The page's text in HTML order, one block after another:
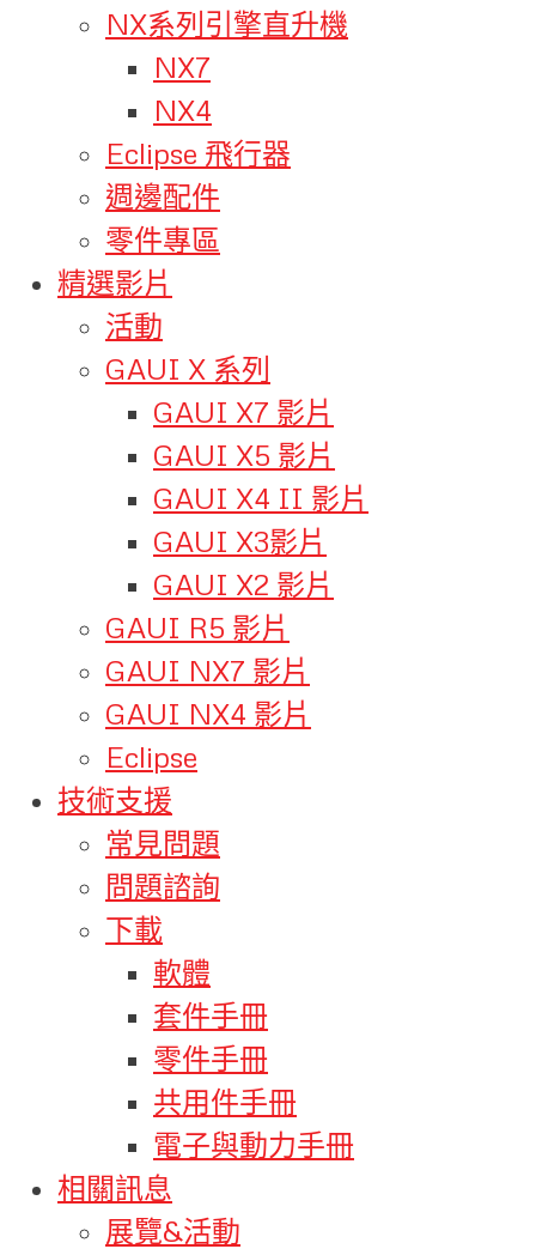
NX系列引擎直升機
NX7
NX4
Eclipse 飛行器
週邊配件
零件專區
精選影片
活動
GAUI X 系列
GAUI X7 影片
GAUI X5 影片
GAUI X4 II 影片
GAUI X3影片
GAUI X2 影片
GAUI R5 影片
GAUI NX7 影片
GAUI NX4 影片
Eclipse
技術支援
常見問題
問題諮詢
下載
軟體
套件手冊
零件手冊
共用件手冊
電子與動力手冊
相關訊息
展覽&活動